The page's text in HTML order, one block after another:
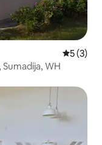
5 (3)
WH